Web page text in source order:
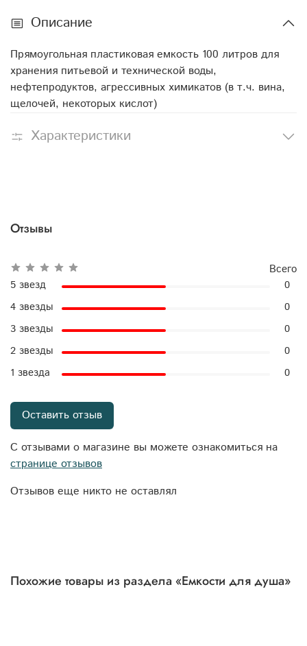
Описание
Прямоугольная пластиковая емкость 100 литров для
хранения питьевой и технической воды,
нефтепродуктов, агрессивных химикатов (в т.ч. вина,
щелочей, некоторых кислот)
Характеристики
Отзывы
Отзывов еще никто не оставлял
Всего
5 звезд
0
4 звезды
0
3 звезды
0
2 звезды
0
1 звезда
0
Оставить отзыв
С отзывами о магазине вы можете ознакомиться на
странице отзывов
Похожие товары из раздела «Емкости для душа»